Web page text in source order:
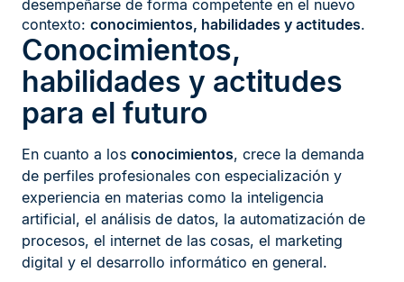
desempeñarse de forma competente en el nuevo
contexto: conocimientos, habilidades y actitudes.
Conocimientos,
habilidades y actitudes
para el futuro
En cuanto a los conocimientos, crece la demanda
de perfiles profesionales con especialización y
experiencia en materias como la inteligencia
artificial, el análisis de datos, la automatización de
procesos, el internet de las cosas, el marketing
digital y el desarrollo informático en general.